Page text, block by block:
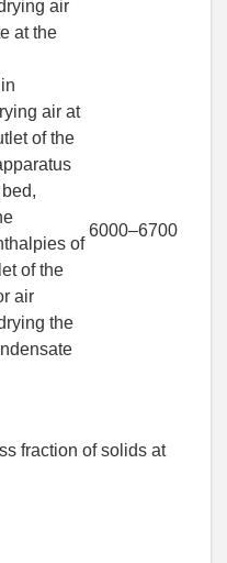
air
at the
air at
of the
of
of the
air
the
6000–6700
fraction of solids at